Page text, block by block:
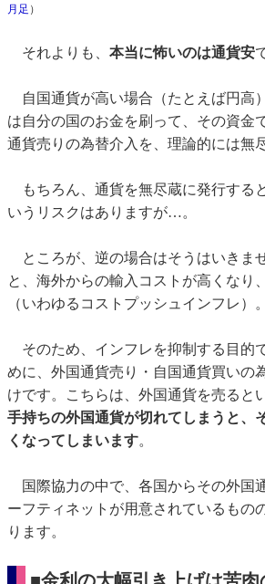
月足 ）
それよりも、 本当に怖いのは通貨安
自国通貨が高い場合（たとえば円高
は自分の国のお金を刷って、その資金
通貨売りの為替介入を、理論的には無
もちろん、通貨を無尽蔵に発行する
いうリスクはありますが…。
ところが、逆の場合はそうはいきま
と、海外からの輸入コストが高くなり
（いわゆるコストプッシュインフレ）。
そのため、インフレを抑制する目的
めに、外国通貨売り・自国通貨買いの
けです。こちらは、外国通貨を売ると
手持ちの外国通貨が切れてしまうと、
くなってしまいます。
国際協力の中で、各国からその外国
ーフティネットが用意されているもの
ります。